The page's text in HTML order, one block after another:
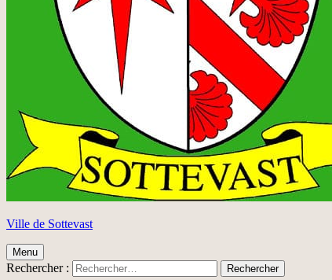
Ville de Sottevast
Menu
Rechercher :